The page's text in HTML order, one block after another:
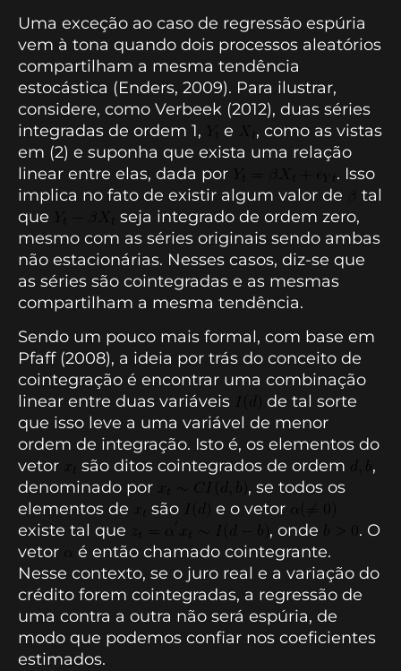
Uma exceção ao caso de regressão espúria
vem à tona quando dois processos aleatórios
compartilham a mesma tendência
estocástica (Enders, 2009). Para ilustrar,
considere, como Verbeek (2012), duas séries
integradas de ordem 1,
e
, como as vistas
em (2) e suponha que exista uma relação
linear entre elas, dada por
. Isso
implica no fato de existir algum valor de
tal
que
seja integrado de ordem zero,
mesmo com as séries originais sendo ambas
não estacionárias. Nesses casos, diz-se que
as séries são cointegradas e as mesmas
compartilham a mesma tendência.
Sendo um pouco mais formal, com base em
Pfaff (2008), a ideia por trás do conceito de
cointegração é encontrar uma combinação
linear entre duas variáveis
de tal sorte
que isso leve a uma variável de menor
ordem de integração. Isto é, os elementos do
vetor
são ditos cointegrados de ordem
,
denominado por
, se todos os
elementos de
são
e o vetor
existe tal que
, onde
. O
vetor
é então chamado cointegrante.
Nesse contexto, se o juro real e a variação do
crédito forem cointegradas, a regressão de
uma contra a outra não será espúria, de
modo que podemos confiar nos coeficientes
estimados.